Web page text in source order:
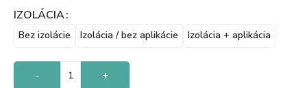
IZOLÁCIA
Bez izolácie Izolácia / bez aplikácie Izolácia + aplikácia
- +